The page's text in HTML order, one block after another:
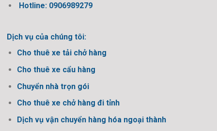
Hotline: 0906989279
Dịch vụ của chúng tôi:
Cho thuê xe tải chở hàng
Cho thuê xe cẩu hàng
Chuyển nhà trọn gói
Cho thuê xe chở hàng đi tỉnh
Dịch vụ vận chuyển hàng hóa ngoại thành